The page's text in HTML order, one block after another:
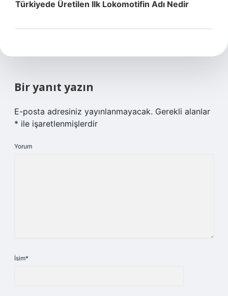
Türkiyede Üretilen Ilk Lokomotifin Adı Nedir
Bir yanıt yazın
E-posta adresiniz yayınlanmayacak. Gerekli alanlar
* ile işaretlenmişlerdir
Yorum
İsim*